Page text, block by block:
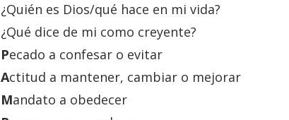
¿Quién es Dios/qué hace en mi vida?
¿Qué dice de mi como creyente?
Pecado a confesar o evitar
Actitud a mantener, cambiar o mejorar
Mandato a obedecer